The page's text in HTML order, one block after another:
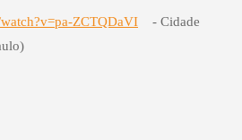
ZCTQDaVI- Cidade